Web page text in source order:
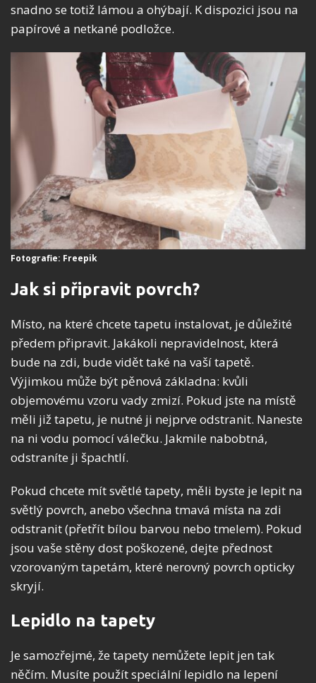
snadno se totiž lámou a ohýbají. K dispozici jsou na
papírové a netkané podložce.
Fotografie: Freepik
Jak si připravit povrch?
Místo, na které chcete tapetu instalovat, je důležité
předem připravit. Jakákoli nepravidelnost, která
bude na zdi, bude vidět také na vaší tapetě.
Výjimkou může být pěnová základna: kvůli
objemovému vzoru vady zmizí. Pokud jste na místě
měli již tapetu, je nutné ji nejprve odstranit. Naneste
na ni vodu pomocí válečku. Jakmile nabobtná,
odstraníte ji špachtlí.
Pokud chcete mít světlé tapety, měli byste je lepit na
světlý povrch, anebo všechna tmavá místa na zdi
odstranit (přetřít bílou barvou nebo tmelem). Pokud
jsou vaše stěny dost poškozené, dejte přednost
vzorovaným tapetám, které nerovný povrch opticky
skryjí.
Lepidlo na tapety
Je samozřejmé, že tapety nemůžete lepit jen tak
něčím. Musíte použít speciální lepidlo na lepení